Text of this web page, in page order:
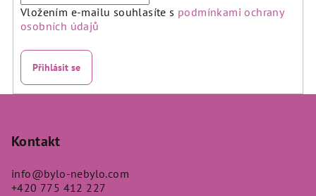
Vložením e-mailu souhlasíte s podmínkami ochrany
osobních údajů
Přihlásit se
Kontakt
info@bylo-nebylo.com
+420 775 412 227